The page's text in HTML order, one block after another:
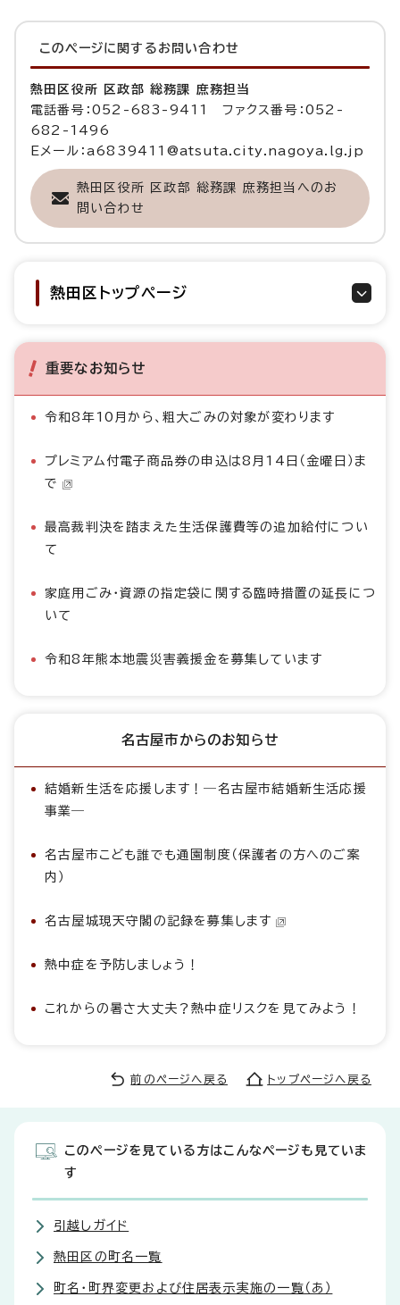
このページに関する お問い合わせ
熱田区役所 区政部 総務課 庶務担当
電話番号：052-683-9411 ファクス番号：052-
682-1496
Eメール：a6839411@atsuta.city.nagoya.lg.jp
熱田区役所 区政部 総務課 庶務担当へのお
問い合わせ
熱田区トップページ
重要なお知らせ
令和8年10月から、粗大ごみの対象が変わります
プレミアム付電子商品券の申込は8月14日（金曜日）ま
で
最高裁判決を踏まえた生活保護費等の追加給付につい
て
家庭用ごみ・資源の指定袋に関する臨時措置の延長につ
いて
令和8年熊本地震災害義援金を募集しています
名古屋市からのお知らせ
結婚新生活を応援します！―名古屋市結婚新生活応援
事業―
名古屋市こども誰でも通園制度（保護者の方へのご案
内）
名古屋城現天守閣の記録を募集します
熱中症を予防しましょう！
これからの暑さ大丈夫？熱中症リスクを見てみよう！
前のページへ戻る トップページへ戻る
このページを見ている方はこんなページも見ていま
す
引越しガイド
熱田区の町名一覧
町名・町界変更および住居表示実施の一覧（あ）